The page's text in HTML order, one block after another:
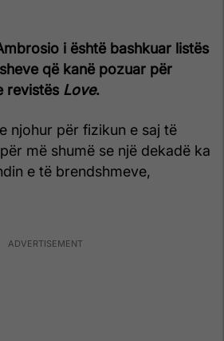
i është bashkuar listës
që kanë pozuar për
revistës Love.
njohur për fizikun e saj të
më shumë se një dekadë ka
e të brendshmeve,